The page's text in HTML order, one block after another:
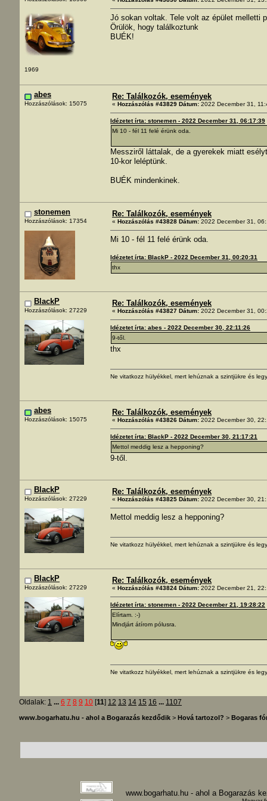
1969
Jó sokan voltak. Tele volt az épület melletti
Örülök, hogy találkoztunk
BUÉK!
abes
Hozzászólások: 15075
Re: Találkozók, események
« Hozzászólás #43829 Dátum: 2022 December 31,
Idézetet írta: stonemen - 2022 December 31, 06:17:39
Mi 10 - fél 11 felé érünk oda.
Messziről láttalak, de a gyerekek miatt
10-kor leléptünk.
BUÉK mindenkinek.
stonemen
Hozzászólások: 17354
Re: Találkozók, események
« Hozzászólás #43828 Dátum: 2022 December 31,
Mi 10 - fél 11 felé érünk oda.
Idézetet írta: BlackP - 2022 December 31, 00:20:31
thx
BlackP
Hozzászólások: 27229
Re: Találkozók, események
« Hozzászólás #43827 Dátum: 2022 December 31,
Idézetet írta: abes - 2022 December 30, 22:11:26
9-től.
thx
Ne vitatkozz hülyékkel, mert lehúznak a szintjükre és
abes
Hozzászólások: 15075
Re: Találkozók, események
« Hozzászólás #43826 Dátum: 2022 December 30,
Idézetet írta: BlackP - 2022 December 30, 21:17:21
Mettol meddig lesz a hepponing?
9-től.
BlackP
Hozzászólások: 27229
Re: Találkozók, események
« Hozzászólás #43825 Dátum: 2022 December 30,
Mettol meddig lesz a hepponing?
Ne vitatkozz hülyékkel, mert lehúznak a szintjükre és
BlackP
Hozzászólások: 27229
Re: Találkozók, események
« Hozzászólás #43824 Dátum: 2022 December 21,
Idézetet írta: stonemen - 2022 December 21, 19:28:22
Elírtam. :-)
Mindjárt átírom pólusra.
Ne vitatkozz hülyékkel, mert lehúznak a szintjükre és
Oldalak: 1 ... 6 7 8 9 10 [11] 12 13 14 15 16 ... 1107
www.bogarhatu.hu - ahol a Bogarazás kezdődik > Hová tartozol? > Bogaras
www.bogarhatu.hu - ahol a Bogarazás